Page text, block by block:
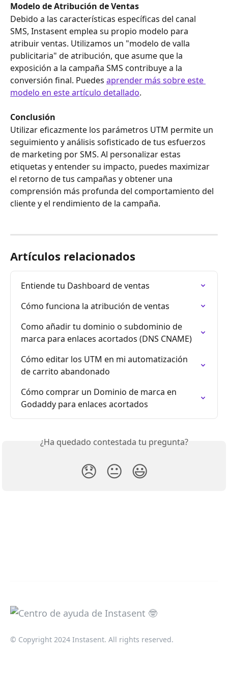
Modelo de Atribución de Ventas
Debido a las características específicas del canal
SMS, Instasent emplea su propio modelo para
atribuir ventas. Utilizamos un "modelo de valla
publicitaria" de atribución, que asume que la
exposición a la campaña SMS contribuye a la
conversión final. Puedes aprender más sobre este
modelo en este artículo detallado.
Conclusión
Utilizar eficazmente los parámetros UTM permite un
seguimiento y análisis sofisticado de tus esfuerzos
de marketing por SMS. Al personalizar estas
etiquetas y entender su impacto, puedes maximizar
el retorno de tus campañas y obtener una
comprensión más profunda del comportamiento del
cliente y el rendimiento de la campaña.
Artículos relacionados
Entiende tu Dashboard de ventas
Cómo funciona la atribución de ventas
Como añadir tu dominio o subdominio de
marca para enlaces acortados (DNS CNAME)
Cómo editar los UTM en mi automatización
de carrito abandonado
Cómo comprar un Dominio de marca en
Godaddy para enlaces acortados
¿Ha quedado contestada tu pregunta?
😞 😐 😃
© Copyright 2024 Instasent. All rights reserved.